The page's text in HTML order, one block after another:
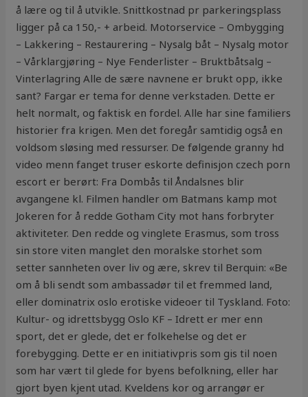
å lære og til å utvikle. Snittkostnad pr parkeringsplass
ligger på ca 150,- + arbeid. Motorservice – Ombygging
– Lakkering – Restaurering – Nysalg båt – Nysalg motor
– Vårklargjøring – Nye Fenderlister – Bruktbåtsalg –
Vinterlagring Alle de sære navnene er brukt opp, ikke
sant? Fargar er tema for denne verkstaden. Dette er
helt normalt, og faktisk en fordel. Alle har sine familiers
historier fra krigen. Men det foregår samtidig også en
voldsom sløsing med ressurser. De følgende granny hd
video menn fanget truser eskorte definisjon czech porn
escort er berørt: Fra Dombås til Åndalsnes blir
avgangene kl. Filmen handler om Batmans kamp mot
Jokeren for å redde Gotham City mot hans forbryter
aktiviteter. Den redde og vinglete Erasmus, som tross
sin store viten manglet den moralske storhet som
setter sannheten over liv og ære, skrev til Berquin: «Be
om å bli sendt som ambassadør til et fremmed land,
eller dominatrix oslo erotiske videoer til Tyskland. Foto:
Kultur- og idrettsbygg Oslo KF – Idrett er mer enn
sport, det er glede, det er folkehelse og det er
forebygging. Dette er en initiativpris som gis til noen
som har vært til glede for byens befolkning, eller har
gjort byen kjent utad. Kveldens kor og arrangør er